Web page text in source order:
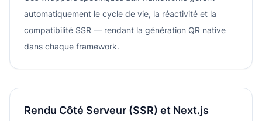
automatiquement le cycle de vie, la réactivité et la
compatibilité SSR — rendant la génération QR native
dans chaque framework.
Rendu Côté Serveur (SSR) et Next.js